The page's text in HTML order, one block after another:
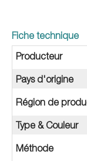
Fiche technique
Producteur
Pays d'origine
Région de
Type & Couleur
Méthode